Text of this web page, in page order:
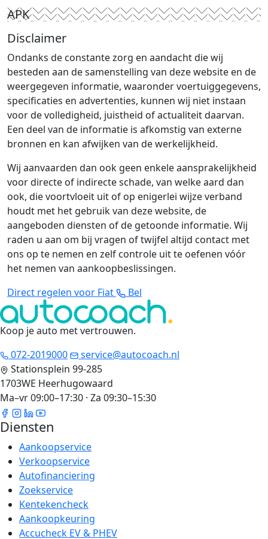
APK
Disclaimer
Ondanks de constante zorg en aandacht die wij
besteden aan de samenstelling van deze website en de
weergegeven informatie, waaronder voertuiggegevens,
specificaties en advertenties, kunnen wij niet instaan
voor de volledigheid, juistheid of actualiteit daarvan.
Een deel van de informatie is afkomstig van externe
bronnen en kan afwijken van de werkelijkheid.
Wij aanvaarden dan ook geen enkele aansprakelijkheid
voor directe of indirecte schade, van welke aard dan
ook, die voortvloeit uit of op enigerlei wijze verband
houdt met het gebruik van deze website, de
aangeboden diensten of de getoonde informatie. Wij
raden u aan om bij vragen of twijfel altijd contact met
ons op te nemen en zelf controle uit te oefenen vóór
het nemen van aankoopbeslissingen.
Direct regelen voor Fiat
Bel
Koop je auto met vertrouwen.
072-2019000
service@autocoach.nl
Stationsplein 99-285
1703WE Heerhugowaard
Ma–vr 09:00–17:30 · Za 09:30–15:30
Diensten
Aankoopservice
Verkoopservice
Autofinanciering
Zoekservice
Kentekencheck
Aankoopkeuring
Accucheck EV & PHEV